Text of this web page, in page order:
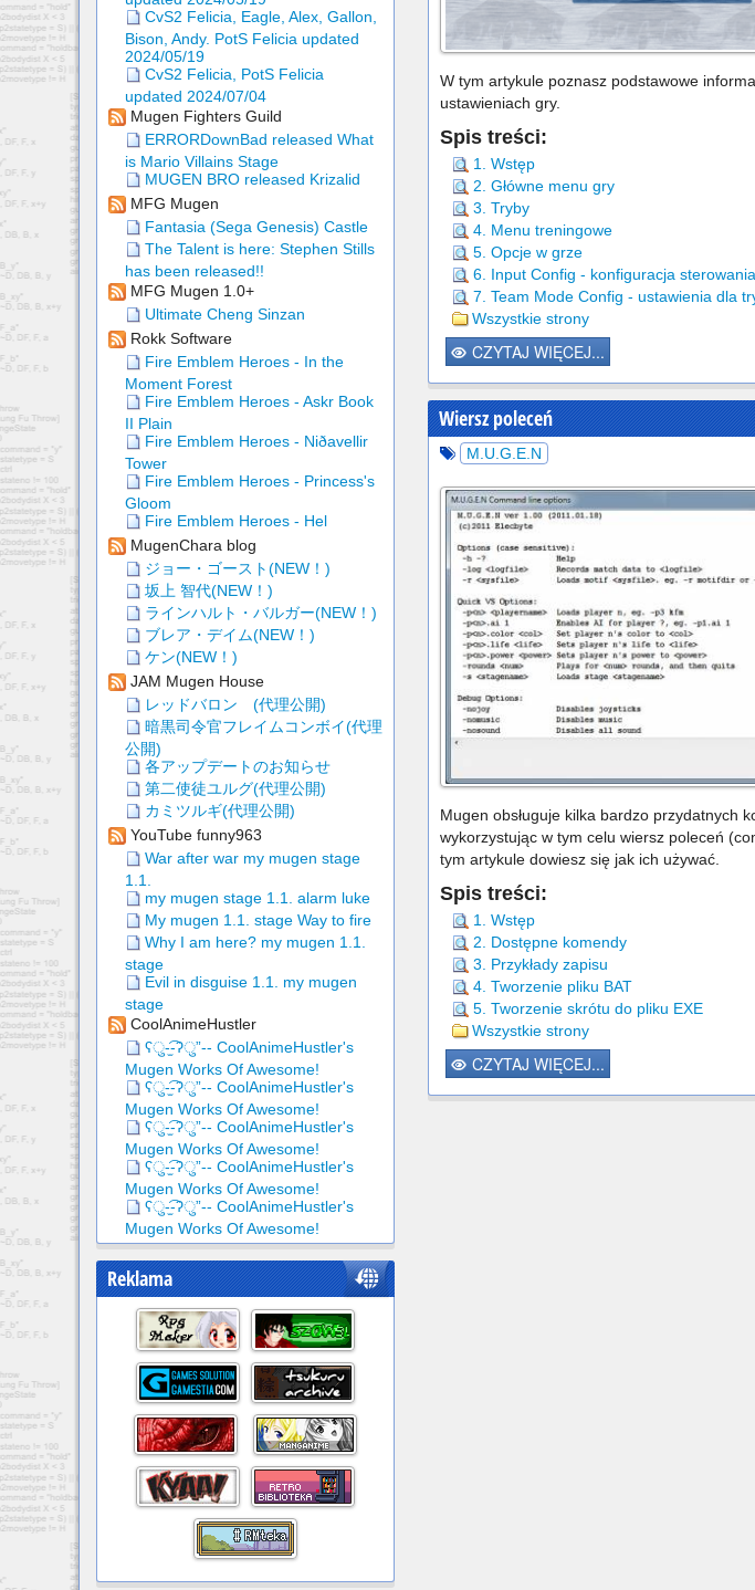
CvS2 Felicia, Eagle, Alex, Gallon,
Bison, Andy. PotS Felicia updated
2024/05/19
CvS2 Felicia, PotS Felicia
updated 2024/07/04
Mugen Fighters Guild
ERRORDownBad released What
is Mario Villains Stage
MUGEN BRO released Krizalid
MFG Mugen
Fantasia (Sega Genesis) Castle
The Talent is here: Stephen Stills
has been released!!
MFG Mugen 1.0+
Ultimate Cheng Sinzan
Rokk Software
Fire Emblem Heroes - In the
Moment Forest
Fire Emblem Heroes - Askr Book
II Plain
Fire Emblem Heroes - Niðavellir
Tower
Fire Emblem Heroes - Princess's
Gloom
Fire Emblem Heroes - Hel
MugenChara blog
ジョー・ゴースト(NEW！)
坂上 智代(NEW！)
ラインハルト・バルガー(NEW！)
ブレア・デイム(NEW！)
ケン(NEW！)
JAM Mugen House
レッドバロン (代理公開)
暗黒司令官フレイムコンボイ(代理
公開)
各アップデートのお知らせ
第二使徒ユルグ(代理公開)
カミツルギ(代理公開)
YouTube funny963
War after war my mugen stage
1.1.
my mugen stage 1.1. alarm luke
My mugen 1.1. stage Way to fire
Why I am here? my mugen 1.1.
stage
Evil in disguise 1.1. my mugen
stage
CoolAnimeHustler
ʕु-̫͡-ʔु”-- CoolAnimeHustler's
Mugen Works Of Awesome!
ʕु-̫͡-ʔु”-- CoolAnimeHustler's
Mugen Works Of Awesome!
ʕु-̫͡-ʔु”-- CoolAnimeHustler's
Mugen Works Of Awesome!
ʕु-̫͡-ʔु”-- CoolAnimeHustler's
Mugen Works Of Awesome!
ʕु-̫͡-ʔु”-- CoolAnimeHustler's
Mugen Works Of Awesome!
Reklama
W tym artykule poznasz podstawowe
ustawieniach gry.
Spis treści:
1. Wstęp
2. Główne menu gry
3. Tryby
4. Menu treningowe
5. Opcje w grze
6. Input Config - konfiguracja sterowania
7. Team Mode Config - ustawienia dla
Wszystkie strony
CZYTAJ WIĘCEJ...
Wiersz poleceń
M.U.G.E.N
Mugen obsługuje kilka bardzo przydatnych
wykorzystując w tym celu wiersz poleceń
tym artykule dowiesz się jak ich używać.
Spis treści:
1. Wstęp
2. Dostępne komendy
3. Przykłady zapisu
4. Tworzenie pliku BAT
5. Tworzenie skrótu do pliku EXE
Wszystkie strony
CZYTAJ WIĘCEJ...